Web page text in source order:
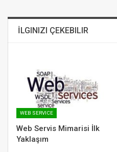
İLGINIZI ÇEKEBILIR
WEB SERVICE
Web Servis Mimarisi İlk
Yaklaşım